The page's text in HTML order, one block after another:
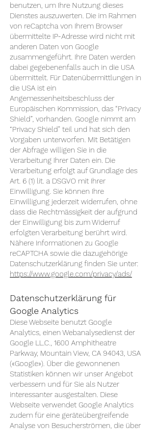
benutzen, um Ihre Nutzung dieses
Dienstes auszuwerten. Die im Rahmen
von reCaptcha von Ihrem Browser
übermittelte IP-Adresse wird nicht mit
anderen Daten von Google
zusammengeführt. Ihre Daten werden
dabei gegebenenfalls auch in die USA
übermittelt. Für Datenübermittlungen in
die USA ist ein
Angemessenheitsbeschluss der
Europäischen Kommission, das “Privacy
Shield”, vorhanden. Google nimmt am
“Privacy Shield” teil und hat sich den
Vorgaben unterworfen. Mit Betätigen
der Abfrage willigen Sie in die
Verarbeitung Ihrer Daten ein. Die
Verarbeitung erfolgt auf Grundlage des
Art. 6 (1) lit. a DSGVO mit Ihrer
Einwilligung. Sie können Ihre
Einwilligung jederzeit widerrufen, ohne
dass die Rechtmässigkeit der aufgrund
der Einwilligung bis zum Widerruf
erfolgten Verarbeitung berührt wird.
Nähere Informationen zu Google
reCAPTCHA sowie die dazugehörige
Datenschutzerklärung finden Sie unter:
https://www.google.com/privacy/ads/
Datenschutzerklärung für
Google Analytics
Diese Webseite benutzt Google
Analytics, einen Webanalysedienst der
Google LL.C., 1600 Amphitheatre
Parkway, Mountain View, CA 94043, USA
(«Google»). Über die gewonnenen
Statistiken können wir unser Angebot
verbessern und für Sie als Nutzer
interessanter ausgestalten. Diese
Webseite verwendet Google Analytics
zudem für eine geräteübergreifende
Analyse von Besucherströmen, die über